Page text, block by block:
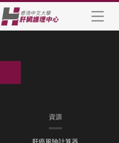
資源